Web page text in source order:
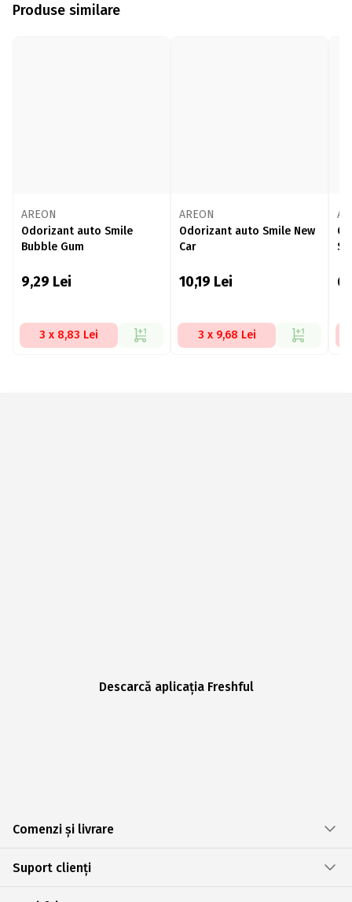
Produse similare
AREON
Odorizant auto Smile
Bubble Gum
9,29 Lei
3 x 8,83 Lei
AREON
Odorizant auto Smile New
Car
10,19 Lei
3 x 9,68 Lei
Descarcă aplicația Freshful
Comenzi și livrare
Suport clienți